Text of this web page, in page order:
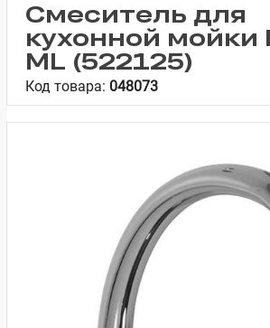
Бачки для
унитазов
Сиденья для
унитазов
Смесители для
встраиваемых
систем
Зеркало-шкаф
Полки в ванную
Смеситель для
кухонной мойки
ML (522125)
Код товара: 048073